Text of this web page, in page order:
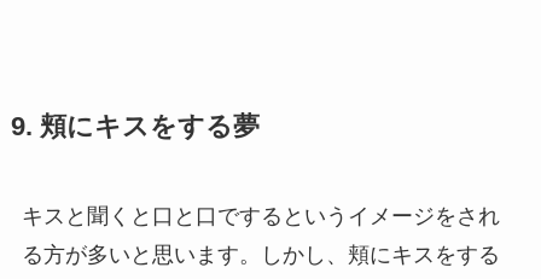
9. 頬にキスをする夢
キスと聞くと口と口でするというイメージをされ
る方が多いと思います。しかし、頬にキスをする